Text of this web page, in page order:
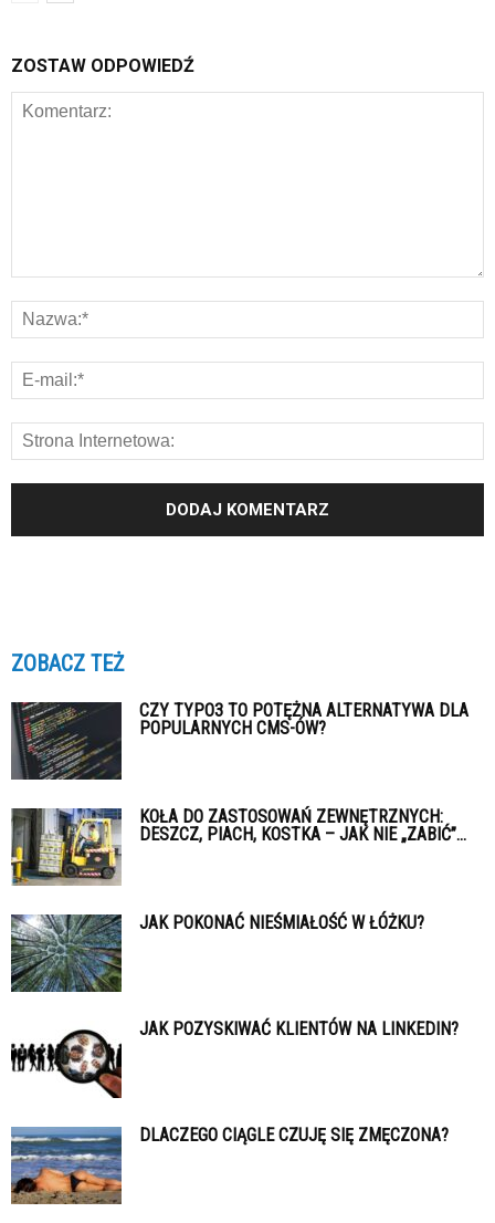
ZOSTAW ODPOWIEDŹ
ZOBACZ TEŻ
CZY TYPO3 TO POTĘŻNA ALTERNATYWA DLA
POPULARNYCH CMS-ÓW?
KOŁA DO ZASTOSOWAŃ ZEWNĘTRZNYCH:
DESZCZ, PIACH, KOSTKA – JAK NIE „ZABIĆ”...
JAK POKONAĆ NIEŚMIAŁOŚĆ W ŁÓŻKU?
JAK POZYSKIWAĆ KLIENTÓW NA LINKEDIN?
DLACZEGO CIĄGLE CZUJĘ SIĘ ZMĘCZONA?